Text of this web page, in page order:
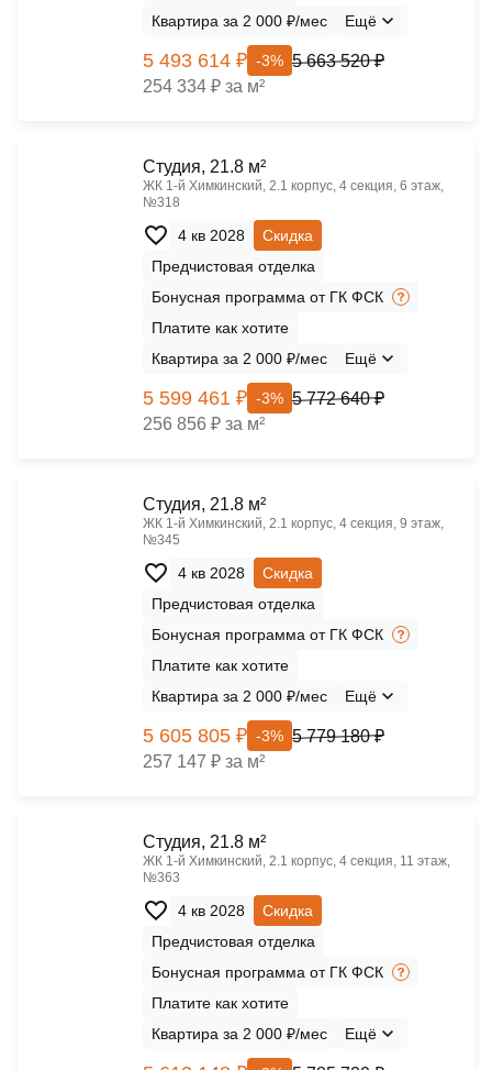
Квартира за 2 000 ₽/мес
Ещё
5 493 614 ₽ -3% 5 663 520 ₽
254 334 ₽ за м²
Cтудия, 21.8 м²
ЖК 1‑й Химкинский, 2.1 корпус, 4 секция, 6 этаж,
№318
4 кв 2028
Скидка
Предчистовая отделка
Бонусная программа от ГК ФСК
Платите как хотите
Квартира за 2 000 ₽/мес
Ещё
5 599 461 ₽ -3% 5 772 640 ₽
256 856 ₽ за м²
Cтудия, 21.8 м²
ЖК 1‑й Химкинский, 2.1 корпус, 4 секция, 9 этаж,
№345
4 кв 2028
Скидка
Предчистовая отделка
Бонусная программа от ГК ФСК
Платите как хотите
Квартира за 2 000 ₽/мес
Ещё
5 605 805 ₽ -3% 5 779 180 ₽
257 147 ₽ за м²
Cтудия, 21.8 м²
ЖК 1‑й Химкинский, 2.1 корпус, 4 секция, 11 этаж,
№363
4 кв 2028
Скидка
Предчистовая отделка
Бонусная программа от ГК ФСК
Платите как хотите
Квартира за 2 000 ₽/мес
Ещё